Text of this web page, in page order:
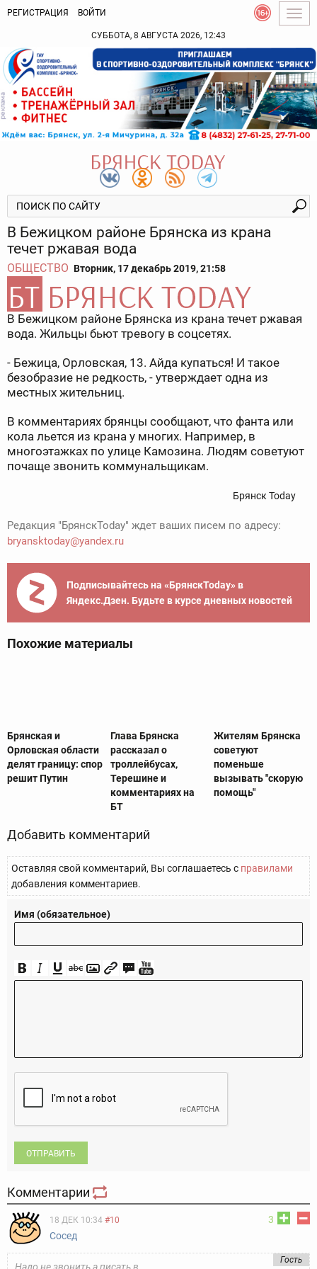
РЕГИСТРАЦИЯ ВОЙТИ
СУББОТА, 8 АВГУСТА 2026, 12:43
В Бежицком районе Брянска из крана
течет ржавая вода
ОБЩЕСТВО Вторник, 17 декабрь 2019, 21:58
В Бежицком районе Брянска из крана течет ржавая
вода. Жильцы бьют тревогу в соцсетях.
- Бежица, Орловская, 13. Айда купаться! И такое
безобразие не редкость, - утверждает одна из
местных жительниц.
В комментариях брянцы сообщают, что фанта или
кола льется из крана у многих. Например, в
многоэтажках по улице Камозина. Людям советуют
почаще звонить коммунальщикам.
Брянск Today
Редакция "БрянскToday" ждет ваших писем по адресу:
bryansktoday@yandex.ru
Подписывайтесь на «БрянскToday» в
Яндекс.Дзен. Будьте в курсе дневных новостей
Похожие материалы
Брянская и
Орловская области
делят границу: спор
решит Путин
Глава Брянска
рассказал о
троллейбусах,
Терешине и
комментариях на
БТ
Жителям Брянска
советуют
поменьше
вызывать "скорую
помощь"
Добавить комментарий
Оставляя свой комментарий, Вы соглашаетесь с правилами
добавления комментариев.
Имя (обязательное)
ОТПРАВИТЬ
Комментарии
3
18 ДЕК 10:34 #10
Сосед
Гость